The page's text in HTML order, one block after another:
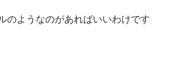
のようなのがあればいいわけです